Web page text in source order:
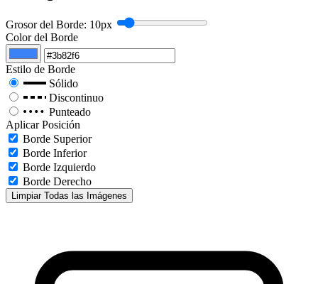
Grosor del Borde: 10px
Color del Borde
Estilo de Borde
Sólido
Discontinuo
Punteado
Aplicar Posición
Borde Superior
Borde Inferior
Borde Izquierdo
Borde Derecho
Limpiar Todas las Imágenes